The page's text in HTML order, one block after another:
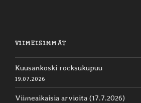
VIIMEISIMMÄT
Kuusankoski rocksukupuu
19.07.2026
Viimeaikaisia arvioita (17.7.2026)